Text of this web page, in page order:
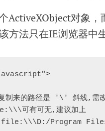
ActiveXObject对象
方法只在IE浏览器中生
来的路径是 '\' 斜线,需
可有可无,建议加上
Program